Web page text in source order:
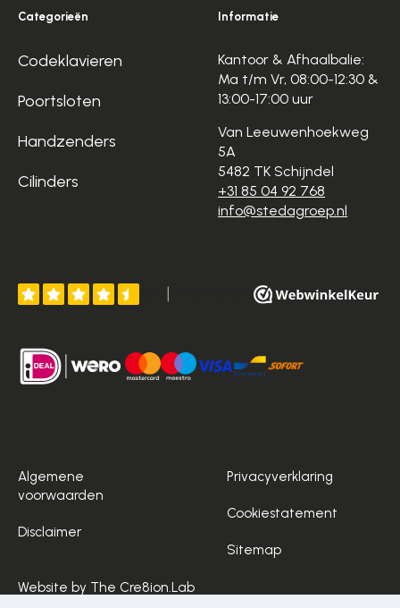
Categorieën
Codeklavieren
Poortsloten
Handzenders
Cilinders
Informatie
Kantoor & Afhaalbalie:
Ma t/m Vr, 08:00-12:30 &
13:00-17:00 uur
Van Leeuwenhoekweg
5A
5482 TK Schijndel
+31 85 04 92 768
info@stedagroep.nl
Algemene
voorwaarden
Disclaimer
Privacyverklaring
Cookiestatement
Sitemap
Website by The Cre8ion.Lab